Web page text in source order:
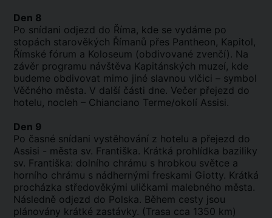
Den 8
Po snídani odjezd do Říma, kde se vydáme po
stopách starověkých Římanů přes Pantheon, Kapitol,
Římské fórum a Koloseum (obdivované zvenčí). Na
závěr programu návštěva Kapitánských muzeí, kde
budeme obdivovat mimo jiné slavnou vlčici – symbol
Věčného města. V další části dne. Večer přejezd do
hotelu, nocleh – Chianciano Terme/okolí Assisi.
Den 9
Po časné snídani vystěhování z hotelu a přejezd do
Assisi - města sv. Františka. Krátká prohlídka baziliky
sv. Františka: dolního chrámu s hrobkou světce a
horního chrámu s nádhernými freskami Giotty. Krátká
procházka středověkými uličkami malebného města.
Následně odjezd do Polska. Během cesty jsou
plánovány krátké zastávky. (Trasa cca 1350 km)